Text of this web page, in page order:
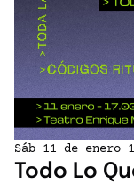
Sáb 11 de enero
Todo Lo